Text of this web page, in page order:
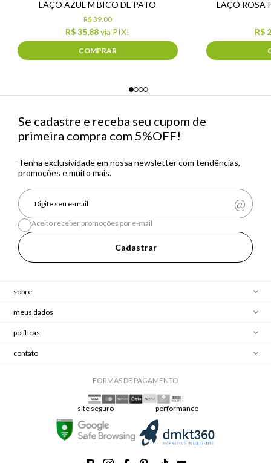
LAÇO AZUL M BICO DE PATO
R$ 35,88via PIX!
R$ 39,00
COMPRAR
LAÇO ROSA
R$
Se cadastre e receba seu cupom de
primeira compra com 5%OFF!
Tenha exclusividade em nossa newsletter com tendências,
promoções e muito mais.
Cadastrar
Aceito receber promoções por e-mail
sobre
meus dados
políticas
contato
FORMAS DE PAGAMENTO
site seguro performance